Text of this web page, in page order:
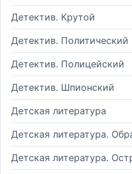
Детектив. Крутой
Детектив. Политический
Детектив. Полицейский
Детектив. Шпионский
Детская литература
Детская литература.
Детская литература.